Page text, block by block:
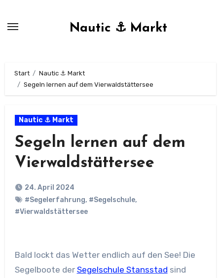
Nautic ⚓ Markt
Start
Nautic ⚓ Markt
Segeln lernen auf dem Vierwaldstättersee
Nautic ⚓ Markt
Segeln lernen auf dem
Vierwaldstättersee
24. April 2024
#Segelerfahrung, #Segelschule,
#Vierwaldstättersee
Bald lockt das Wetter endlich auf den See! Die
Segelboote der Segelschule Stansstad sind